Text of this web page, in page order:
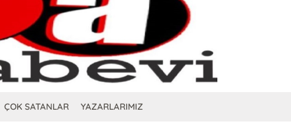
ÇOK SATANLAR YAZARLARIMIZ